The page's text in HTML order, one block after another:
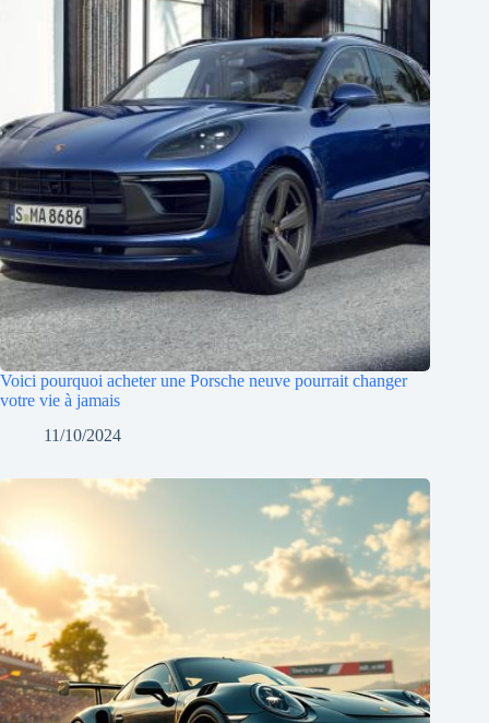
Voici pourquoi acheter une Porsche neuve pourrait changer
votre vie à jamais
11/10/2024